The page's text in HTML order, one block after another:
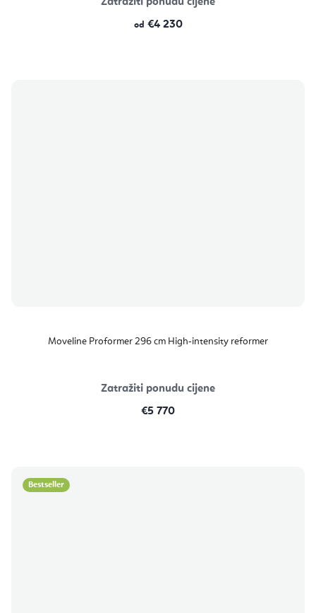
od €4 230
Moveline Proformer 296 cm High‑intensity reformer
Zatražiti ponudu cijene
€5 770
Bestseller